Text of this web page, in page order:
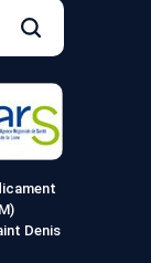
Rechercher
Denis